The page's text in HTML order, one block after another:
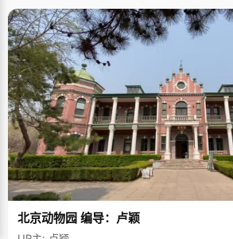
筒看书，至今，在求芝蓉的床头还保存这两大盒子
证"，还有鼻梁上的那副小眼镜。求芝蓉最喜欢的书
读了不下十遍，在痴迷的那段时间，她甚至在数学
新证》，结果被巡视的老师截获了，这已经是常事
楼迷，使得求芝蓉免于被处罚。求芝蓉对《红楼梦
了如同自家人的程度，在红学社的聚会上，她对书
熟悉程度和理解深刻让师哥师姐们刮目。 朦胧的情愫 虽然求芝蓉在书中领略
到了很多凄美的爱情故事，体会了感情细腻的诗词
题的时候，求芝蓉变得羞涩迟钝起来。前边提到，
里，不仅完成了大量的阅读，同时萌生了朦胧的青
成长过程中的必然现象，求芝蓉羞涩的把它写进了
的男孩》，聊发感情。 从高一开始，每年圣诞节，求芝蓉都收到了一张匿名
的明信片，写着些祝福又隐含表白的话语。高中三
候，信件都要经过老师的手之后才转到学生手里，
任的怀疑，并把求芝蓉叫到一旁盘问了很久。对于
后就放在一边了，是绝不敢做猜测和尝试的。至今
自己寄了卡片，当问到今年或许会收到署名的卡片
有些羞涩起来："不知道，管它呢！" 来到北大，求芝蓉如鱼入水，学校附近
北京动物园 编导：卢颖